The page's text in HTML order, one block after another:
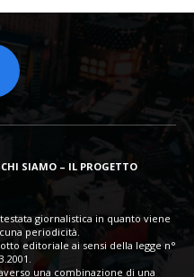
CHI SIAMO – IL PROGETTO
giornalistica in quanto viene
periodicità.
editoriale ai sensi della legge n°
una combinazione di una